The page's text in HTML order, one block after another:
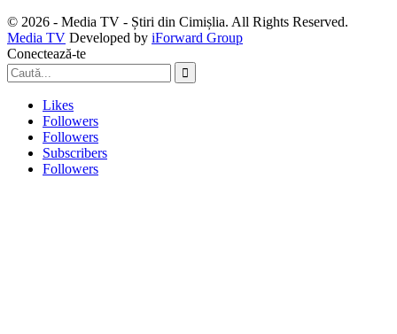
© 2026 - Media TV - Știri din Cimișlia. All Rights Reserved.
Media TV Developed by iForward Group
Conectează-te
Likes
Followers
Followers
Subscribers
Followers